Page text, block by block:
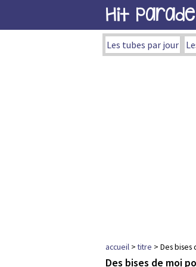
Hit Parade
Les tubes par jour
accueil >titre > Des
Des bises de moi